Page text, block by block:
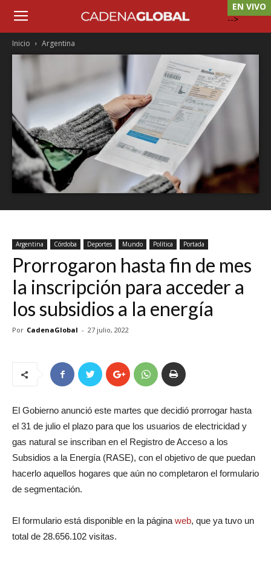
EN VIVO
-->
Inicio Argentina
Argentina Córdoba Deportes Mundo Política Portada
Prorrogaron hasta fin de mes
la inscripción para acceder a
los subsidios a la energía
Por CadenaGlobal - 27 julio, 2022
El Gobierno anunció este martes que decidió prorrogar hasta
el 31 de julio el plazo para que los usuarios de electricidad y
gas natural se inscriban en el Registro de Acceso a los
Subsidios a la Energía (RASE), con el objetivo de que puedan
hacerlo aquellos hogares que aún no completaron el formulario
de segmentación.
El formulario está disponible en la página web, que ya tuvo un
total de 28.656.102 visitas.